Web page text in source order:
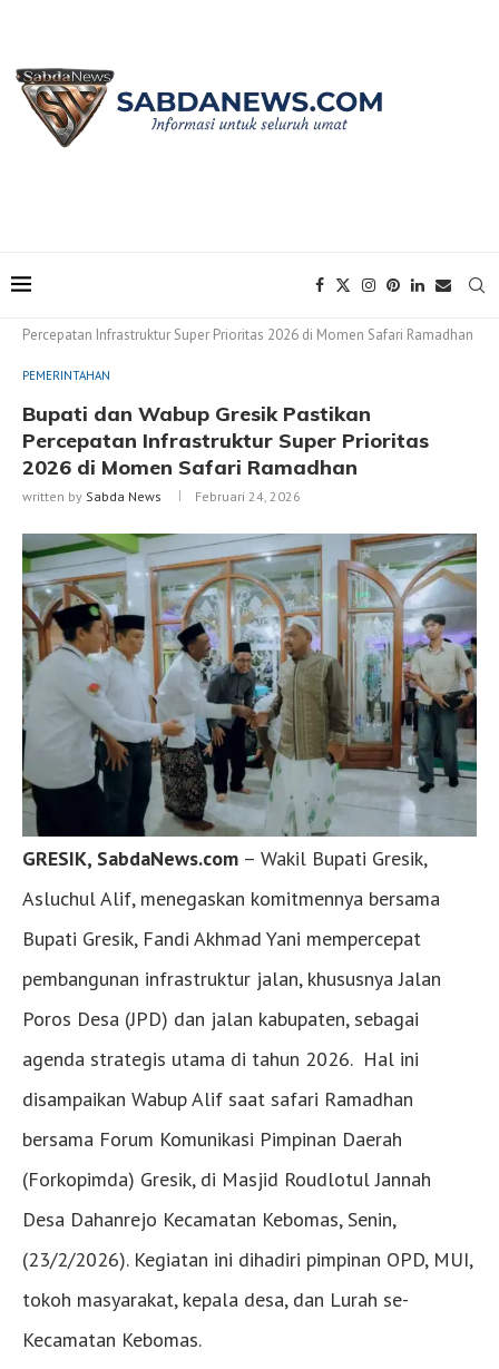
Percepatan Infrastruktur Super Prioritas 2026 di Momen Safari Ramadhan
PEMERINTAHAN
Bupati dan Wabup Gresik Pastikan
Percepatan Infrastruktur Super Prioritas
2026 di Momen Safari Ramadhan
written by Sabda News Februari 24, 2026
GRESIK, SabdaNews.com – Wakil Bupati Gresik,
Asluchul Alif, menegaskan komitmennya bersama
Bupati Gresik, Fandi Akhmad Yani mempercepat
pembangunan infrastruktur jalan, khususnya Jalan
Poros Desa (JPD) dan jalan kabupaten, sebagai
agenda strategis utama di tahun 2026. Hal ini
disampaikan Wabup Alif saat safari Ramadhan
bersama Forum Komunikasi Pimpinan Daerah
(Forkopimda) Gresik, di Masjid Roudlotul Jannah
Desa Dahanrejo Kecamatan Kebomas, Senin,
(23/2/2026). Kegiatan ini dihadiri pimpinan OPD, MUI,
tokoh masyarakat, kepala desa, dan Lurah se-
Kecamatan Kebomas.